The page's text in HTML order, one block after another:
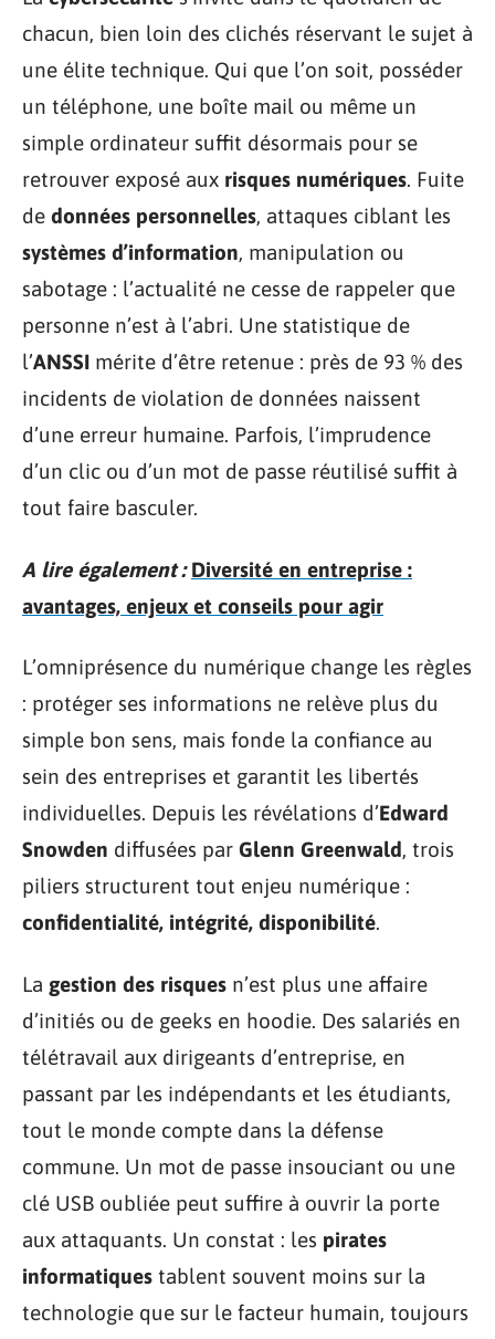
chacun, bien loin des clichés réservant le sujet à
une élite technique. Qui que l’on soit, posséder
un téléphone, une boîte mail ou même un
simple ordinateur suffit désormais pour se
retrouver exposé aux risques numériques. Fuite
de données personnelles, attaques ciblant les
systèmes d’information, manipulation ou
sabotage : l’actualité ne cesse de rappeler que
personne n’est à l’abri. Une statistique de
l’ANSSI mérite d’être retenue : près de 93 % des
incidents de violation de données naissent
d’une erreur humaine. Parfois, l’imprudence
d’un clic ou d’un mot de passe réutilisé suffit à
tout faire basculer.
A lire également : Diversité en entreprise :
avantages, enjeux et conseils pour agir
L’omniprésence du numérique change les règles
: protéger ses informations ne relève plus du
simple bon sens, mais fonde la confiance au
sein des entreprises et garantit les libertés
individuelles. Depuis les révélations d’Edward
Snowden diffusées par Glenn Greenwald, trois
piliers structurent tout enjeu numérique :
confidentialité, intégrité, disponibilité.
La gestion des risques n’est plus une affaire
d’initiés ou de geeks en hoodie. Des salariés en
télétravail aux dirigeants d’entreprise, en
passant par les indépendants et les étudiants,
tout le monde compte dans la défense
commune. Un mot de passe insouciant ou une
clé USB oubliée peut suffire à ouvrir la porte
aux attaquants. Un constat : les pirates
informatiques tablent souvent moins sur la
technologie que sur le facteur humain, toujours